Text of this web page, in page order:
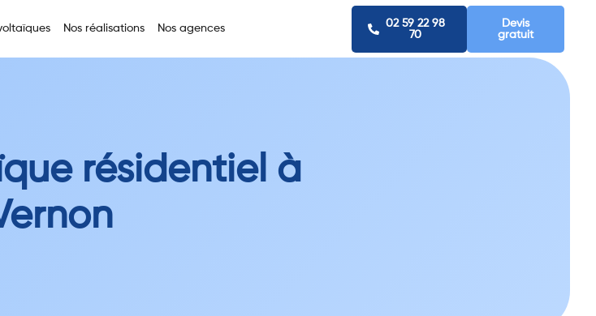
Nos réalisations Nos agences
02 59 22 98
70
Devis
gratuit
résidentiel à